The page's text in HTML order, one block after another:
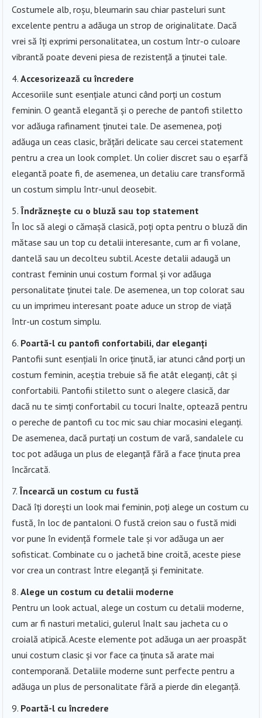
Costumele alb, roșu, bleumarin sau chiar pasteluri sunt
excelente pentru a adăuga un strop de originalitate. Dacă
vrei să îți exprimi personalitatea, un costum într-o culoare
vibrantă poate deveni piesa de rezistență a ținutei tale.
Accesorizează cu încredere
Accesoriile sunt esențiale atunci când porți un costum
feminin. O geantă elegantă și o pereche de pantofi stiletto
vor adăuga rafinament ținutei tale. De asemenea, poți
adăuga un ceas clasic, brățări delicate sau cercei statement
pentru a crea un look complet. Un colier discret sau o eșarfă
elegantă poate fi, de asemenea, un detaliu care transformă
un costum simplu într-unul deosebit.
Îndrăznește cu o bluză sau top statement
În loc să alegi o cămașă clasică, poți opta pentru o bluză din
mătase sau un top cu detalii interesante, cum ar fi volane,
dantelă sau un decolteu subtil. Aceste detalii adaugă un
contrast feminin unui costum formal și vor adăuga
personalitate ținutei tale. De asemenea, un top colorat sau
cu un imprimeu interesant poate aduce un strop de viață
într-un costum simplu.
Poartă-l cu pantofi confortabili, dar eleganți
Pantofii sunt esențiali în orice ținută, iar atunci când porți un
costum feminin, aceștia trebuie să fie atât eleganți, cât și
confortabili. Pantofii stiletto sunt o alegere clasică, dar
dacă nu te simți confortabil cu tocuri înalte, optează pentru
o pereche de pantofi cu toc mic sau chiar mocasini eleganți.
De asemenea, dacă purtați un costum de vară, sandalele cu
toc pot adăuga un plus de eleganță fără a face ținuta prea
încărcată.
Încearcă un costum cu fustă
Dacă îți dorești un look mai feminin, poți alege un costum cu
fustă, în loc de pantaloni. O fustă creion sau o fustă midi
vor pune în evidență formele tale și vor adăuga un aer
sofisticat. Combinate cu o jachetă bine croită, aceste piese
vor crea un contrast între eleganță și feminitate.
Alege un costum cu detalii moderne
Pentru un look actual, alege un costum cu detalii moderne,
cum ar fi nasturi metalici, gulerul înalt sau jacheta cu o
croială atipică. Aceste elemente pot adăuga un aer proaspăt
unui costum clasic și vor face ca ținuta să arate mai
contemporană. Detaliile moderne sunt perfecte pentru a
adăuga un plus de personalitate fără a pierde din eleganță.
Poartă-l cu încredere